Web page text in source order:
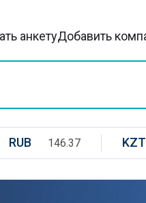
анкетуДобавить
RUB 146.37 KZT